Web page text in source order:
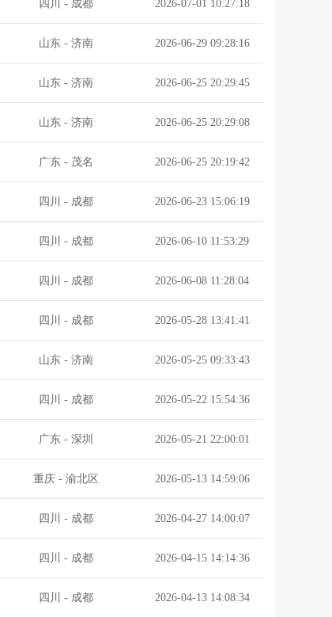
四川 - 成都 2026-07-01 10:27:18
山东- 济南 2026-06-29 09:28:16
山东- 济南 2026-06-25 20:29:45
山东- 济南 2026-06-25 20:29:08
广东- 茂名 2026-06-25 20:19:42
四川 - 成都 2026-06-23 15:06:19
四川 - 成都 2026-06-10 11:53:29
四川 - 成都 2026-06-08 11:28:04
四川 - 成都 2026-05-28 13:41:41
山东- 济南 2026-05-25 09:33:43
四川 - 成都 2026-05-22 15:54:36
广东- 深圳 2026-05-21 22:00:01
重庆- 渝北区 2026-05-13 14:59:06
四川 - 成都 2026-04-27 14:00:07
四川 - 成都 2026-04-15 14:14:36
四川 - 成都 2026-04-13 14:08:34